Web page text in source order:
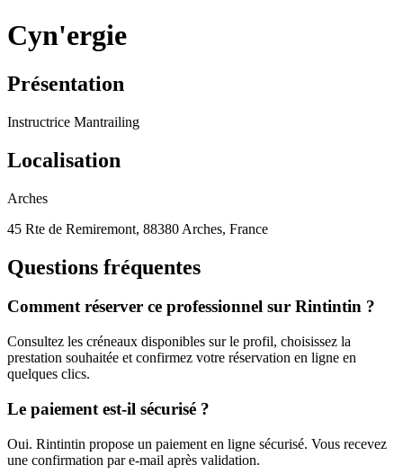
Cyn'ergie
Présentation
Instructrice Mantrailing
Localisation
Arches
45 Rte de Remiremont, 88380 Arches, France
Questions fréquentes
Comment réserver ce professionnel sur Rintintin ?
Consultez les créneaux disponibles sur le profil, choisissez la
prestation souhaitée et confirmez votre réservation en ligne en
quelques clics.
Le paiement est-il sécurisé ?
Oui. Rintintin propose un paiement en ligne sécurisé. Vous recevez
une confirmation par e-mail après validation.